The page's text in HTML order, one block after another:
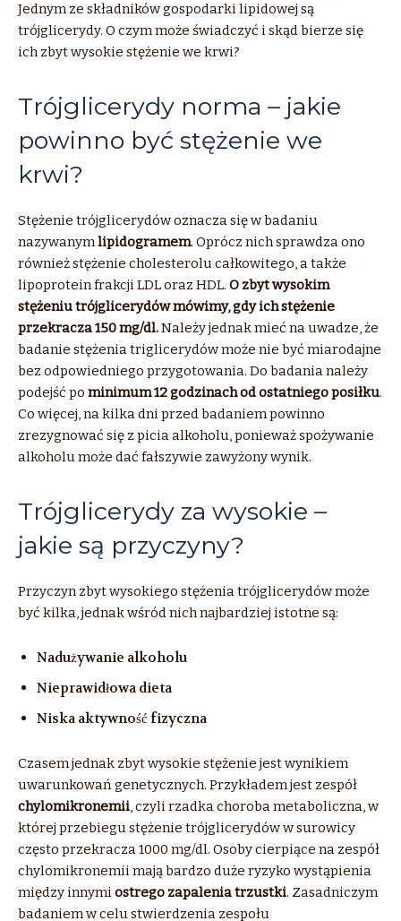
Jednym ze składników gospodarki lipidowej są
trójglicerydy. O czym może świadczyć i skąd bierze się
ich zbyt wysokie stężenie we krwi?
Trójglicerydy norma – jakie
powinno być stężenie we
krwi?
Stężenie trójglicerydów oznacza się w badaniu
nazywanymlipidogramem. Oprócz nich sprawdza ono
również stężenie cholesterolu całkowitego, a także
lipoprotein frakcji LDL oraz HDL. O zbyt wysokim
stężeniu trójglicerydów mówimy, gdy ich stężenie
przekracza 150 mg/dl.Należy jednak mieć na uwadze, że
badanie stężenia triglicerydów może nie być miarodajne
bez odpowiedniego przygotowania. Do badania należy
podejść po minimum 12 godzinach od ostatniego posiłku.
Co więcej, na kilka dni przed badaniem powinno
zrezygnować się z picia alkoholu, ponieważ spożywanie
alkoholu może dać fałszywie zawyżony wynik.
Trójglicerydy za wysokie –
jakie są przyczyny?
Przyczyn zbyt wysokiego stężenia trójglicerydów może
być kilka, jednak wśród nich najbardziej istotne są:
Nadużywanie alkoholu
Nieprawidłowa dieta
Niska aktywność fizyczna
Czasem jednak zbyt wysokie stężenie jest wynikiem
uwarunkowań genetycznych. Przykładem jest zespół
chylomikronemii, czyli rzadka choroba metaboliczna, w
której przebiegu stężenie trójglicerydów w surowicy
często przekracza 1000 mg/dl. Osoby cierpiące na zespół
chylomikronemii mają bardzo duże ryzyko wystąpienia
między innymiostrego zapalenia trzustki. Zasadniczym
badaniem w celu stwierdzenia zespołu